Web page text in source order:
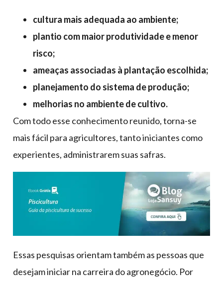
cultura mais adequada ao ambiente;
plantio com maior produtividade e menor
risco;
ameaças associadas à plantação escolhida;
planejamento do sistema de produção;
melhorias no ambiente de cultivo.
Com todo esse conhecimento reunido, torna-se
mais fácil para agricultores, tanto iniciantes como
experientes, administrarem suas safras.
Essas pesquisas orientam também as pessoas que
desejam iniciar na carreira do agronegócio. Por